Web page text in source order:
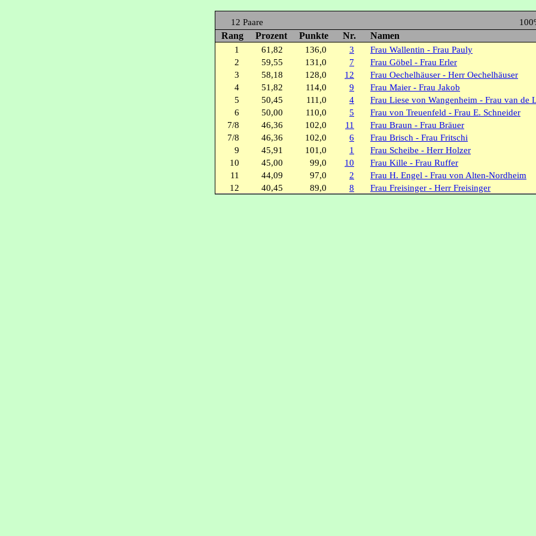
12 Paare
Rang Prozent Punkte Nr. Namen
1 61,82 136,0 3 Frau Wallentin - Frau Pauly
2
59,55 131,0 7 Frau Göbel - Frau Erler
3
58,18 128,0 12 Frau Oechelhäuser - Herr Oechelhäuser
4
51,82 114,0 9 Frau Maier - Frau Jakob
5
50,45 111,0 4 Frau Liese von Wangenheim - Frau van de
6
50,00 110,0 5
Frau von Treuenfeld - Frau E. Schneider
7/8
46,36 102,0 11
Frau Braun - Frau Bräuer
7/8
46,36 102,0 6
Frau Brisch - Frau Fritschi
9
45,91 101,0 1
Frau Scheibe - Herr Holzer
10
45,00 99,0 10
Frau Kille - Frau Ruffer
11
44,09 97,0 2
Frau H. Engel - Frau von Alten-Nordheim
12
40,45 89,0 8 Frau Freisinger - Herr Freisinger